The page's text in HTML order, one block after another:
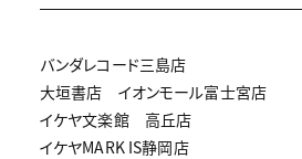
バンダレコード三島店
大垣書店 イオンモール富士宮店
イケヤ文楽館 高丘店
イケヤMARK IS静岡店